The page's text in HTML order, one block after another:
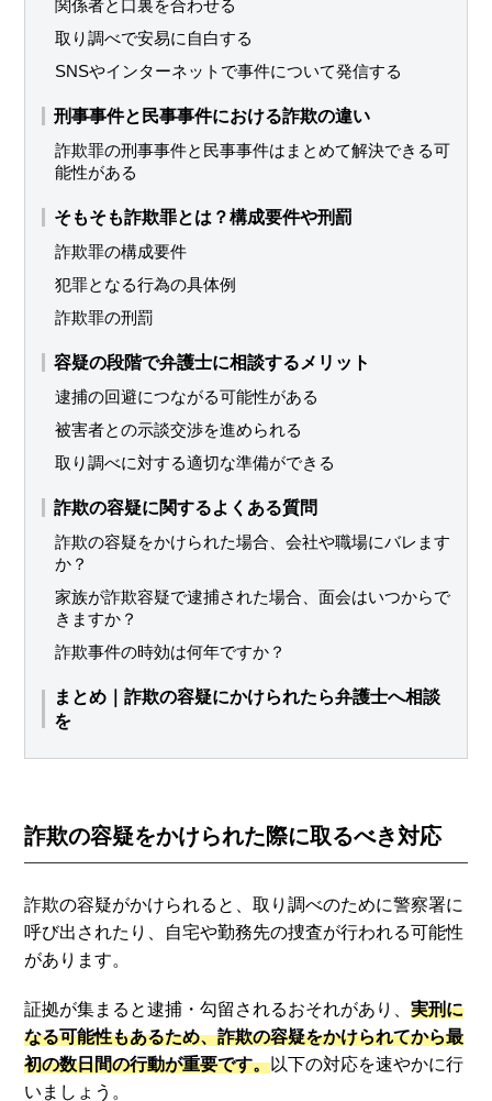
関係者と口裏を合わせる
取り調べで安易に自白する
SNSやインターネットで事件について発信する
刑事事件と民事事件における詐欺の違い
詐欺罪の刑事事件と民事事件はまとめて解決できる可
能性がある
そもそも詐欺罪とは？構成要件や刑罰
詐欺罪の構成要件
犯罪となる行為の具体例
詐欺罪の刑罰
容疑の段階で弁護士に相談するメリット
逮捕の回避につながる可能性がある
被害者との示談交渉を進められる
取り調べに対する適切な準備ができる
詐欺の容疑に関するよくある質問
詐欺の容疑をかけられた場合、会社や職場にバレます
か？
家族が詐欺容疑で逮捕された場合、面会はいつからで
きますか？
詐欺事件の時効は何年ですか？
まとめ｜詐欺の容疑にかけられたら弁護士へ相談
を
詐欺の容疑をかけられた際に取るべき対応
詐欺の容疑がかけられると、取り調べのために警察署に
呼び出されたり、自宅や勤務先の捜査が行われる可能性
があります。
証拠が集まると逮捕・勾留されるおそれがあり、実刑に
なる可能性もあるため、詐欺の容疑をかけられてから最
初の数日間の行動が重要です。以下の対応を速やかに行
いましょう。